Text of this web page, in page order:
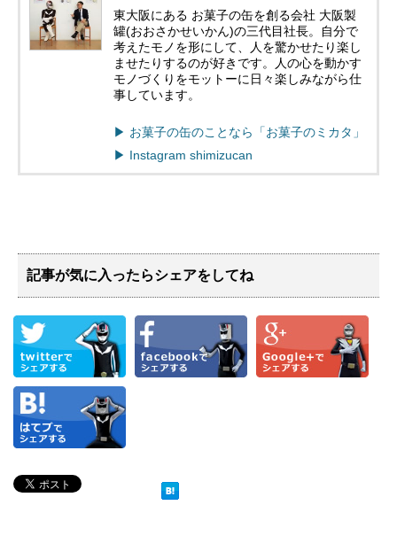
東大阪にある お菓子の缶を創る会社 大阪製
罐(おおさかせいかん)の三代目社長。自分で
考えたモノを形にして、人を驚かせたり楽し
ませたりするのが好きです。人の心を動かす
モノづくりをモットーに日々楽しみながら仕
事しています。
▶︎ お菓子の缶のことなら「お菓子のミカタ」
▶︎ Instagram shimizucan
記事が気に入ったらシェアをしてね